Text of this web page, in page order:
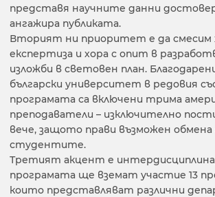
представя научните данни
ангажира публиката.
Вторият ни приоритет е да смесим
експертиза и хора с опит в
изложби в световен план.
български университет в редовия
програмата са включени трима
преподаватели – изключително
вече, защото прави възможен обмена
студентите.
Третият акцент е
програмата ще вземат участие 13
които представляват различни